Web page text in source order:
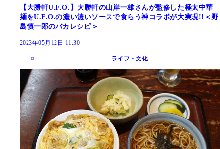
【大勝軒U.F.O.】大勝軒の山岸一雄さんが監修した極太中華
麺をU.F.O.の濃い濃いソースで食らう神コラボが大実現!!＜野
島慎一郎のバカレシピ＞
2023年05月12日 11:30
ライフ・文化